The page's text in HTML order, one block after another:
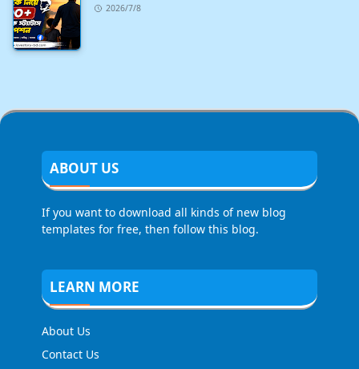
2026/7/8
ABOUT US
If you want to download all kinds of new blog
templates for free, then follow this blog.
LEARN MORE
About Us
Contact Us